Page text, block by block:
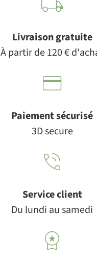
Livraison gratuite
À partir de 120 €
Paiement sécurisé
3D secure
Service client
Du lundi au samedi